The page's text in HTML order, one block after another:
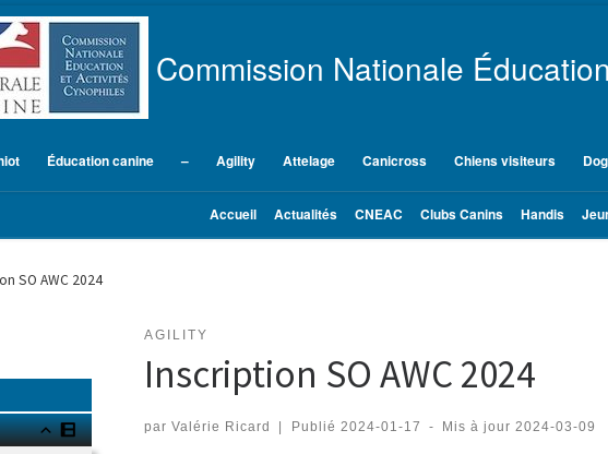
Accueil Actualités CNEAC Clubs Canins Handis
Commission Nationale
Éducation canine – Agility Attelage Canicross Chiens visiteurs
SO AWC 2024
AGILITY
Inscription SO AWC 2024
par Valérie Ricard Publié 2024-01-17 - Mis à jour 2024-03-09